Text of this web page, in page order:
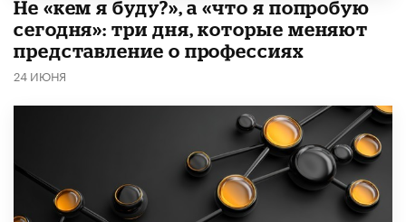
Не «кем я буду?», а «что я попробую
сегодня»: три дня, которые меняют
представление о профессиях
24 ИЮНЯ